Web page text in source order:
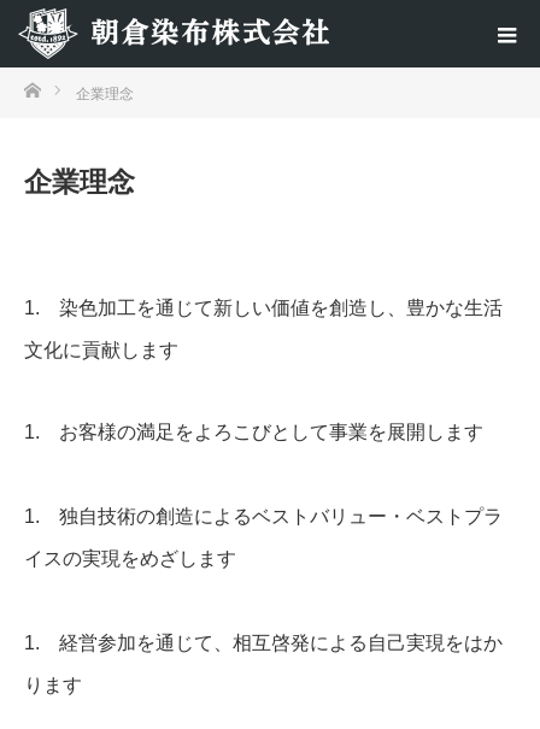
ホーム企業理念
企業理念
1. 染色加工を通じて新しい価値を創造し、豊かな生活
文化に貢献します
1. お客様の満足をよろこびとして事業を展開します
1. 独自技術の創造によるベストバリュー・ベストプラ
イスの実現をめざします
1. 経営参加を通じて、相互啓発による自己実現をはか
ります